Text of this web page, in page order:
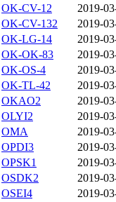
OK-CV-12
2019-
OK-CV-132
2019-
OK-LG-14
2019-
OK-OK-83
2019-
OK-OS-4
2019-
OK-TL-42
2019-
OKAO2
2019-
OLYI2
2019-
OMA
2019-
OPDI3
2019-
OPSK1
2019-
OSDK2
2019-
OSEI4
2019-